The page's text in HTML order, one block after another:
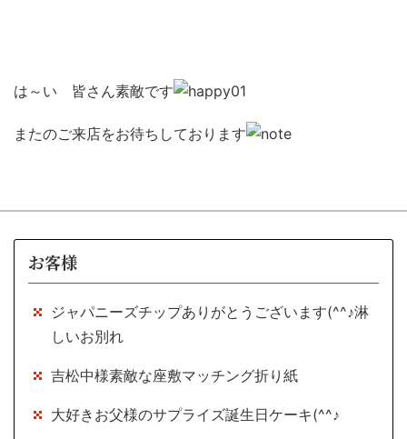
は～い 皆さん素敵です
またのご来店をお待ちしております
お客様
ジャパニーズチップありがとうございます(^^♪淋
しいお別れ
吉松中様素敵な座敷マッチング折り紙
大好きお父様のサプライズ誕生日ケーキ(^^♪